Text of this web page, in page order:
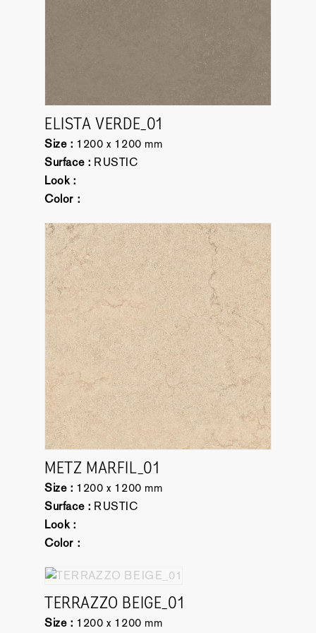
ELISTA VERDE_01
Size : 1200 x 1200 mm
Surface : RUSTIC
Look :
Color :
METZ MARFIL_01
Size : 1200 x 1200 mm
Surface : RUSTIC
Look :
Color :
TERRAZZO BEIGE_01
Size : 1200 x 1200 mm